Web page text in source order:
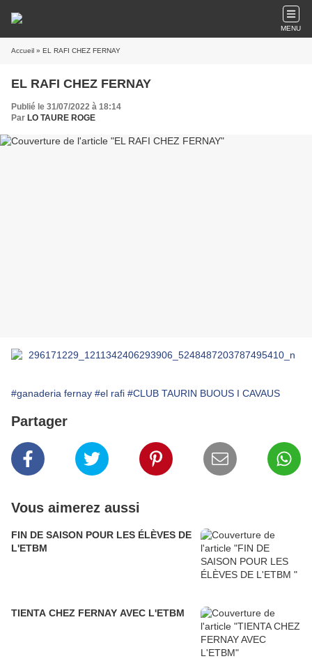
MENU
Accueil » EL RAFI CHEZ FERNAY
EL RAFI CHEZ FERNAY
Publié le 31/07/2022 à 18:14
Par LO TAURE ROGE
#ganaderia fernay #el rafi #CLUB TAURIN BUOUS I CAVAUS
Partager
Vous aimerez aussi
FIN DE SAISON POUR LES ÉLÈVES DE
L'ETBM
TIENTA CHEZ FERNAY AVEC L'ETBM